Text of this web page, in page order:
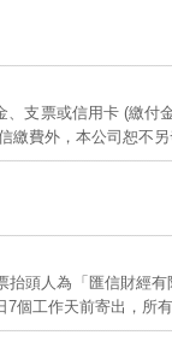
、支票或信用卡 (繳付
繳費外，本公司恕不
抬頭人為「匯信財經
7個工作天前寄出，所